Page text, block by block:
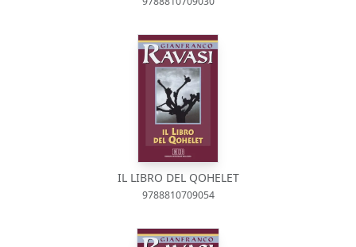
IL LIBRO DEL QOHELET
9788810709054